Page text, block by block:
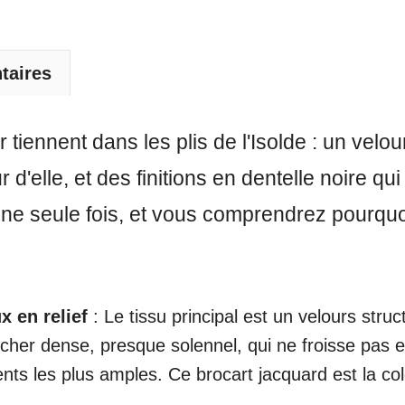
tiennent dans les plis de l'Isolde : un
d'elle, et des finitions en dentelle noire
seule fois, et vous comprendrez
en relief : Le tissu principal est un velours
dense, presque solennel, qui ne froisse pas
les plus amples. Ce brocart jacquard est la